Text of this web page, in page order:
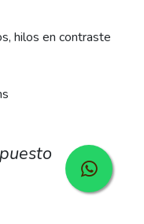
hilos en contraste